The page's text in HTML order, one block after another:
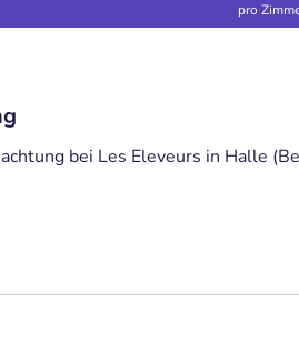
pro
bei Les Eleveurs in Halle